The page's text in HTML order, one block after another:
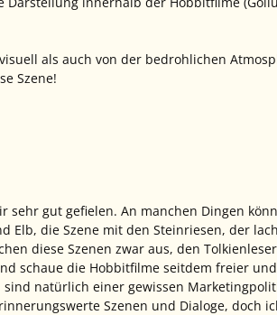
als auch von der bedrohlichen
Szene!
gut gefielen. An manchen Dingen
Elb, die Szene mit den Steinriesen, der
diese Szenen zwar aus, den
schaue die Hobbitfilme seitdem freier
natürlich einer gewissen
Szenen und Dialoge, doch